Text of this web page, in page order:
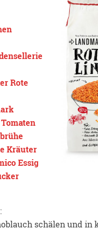
Rote
Kräuter
Essig
schälen und in